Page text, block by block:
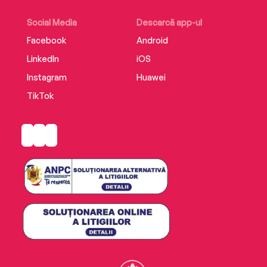
ISBN 9786064015075
Social Media
Facebook
LinkedIn
Instagram
TikTok
Descarcă app-ul
Android
iOS
Huawei